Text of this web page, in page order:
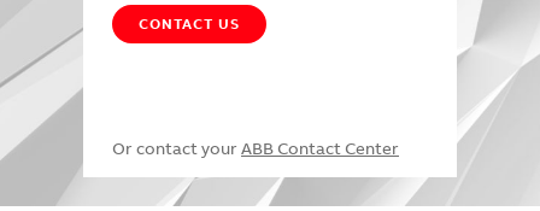
CONTACT US
Or contact your ABB Contact Center